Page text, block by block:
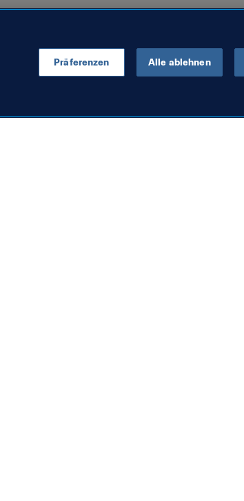
Präferenzen Alle ablehnen